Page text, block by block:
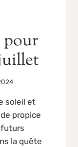
pour
soleil et
propice
futurs
la quête